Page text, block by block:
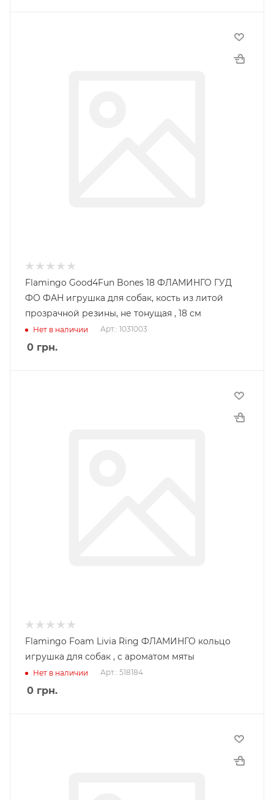
Flamingo Good4Fun Bones 18 ФЛАМИНГО ГУД
ФО ФАН игрушка для собак, кость из литой
прозрачной резины, не тонущая , 18 см
Нет в наличии Арт.: 1031003
0 грн.
Flamingo Foam Livia Ring ФЛАМИНГО кольцо
игрушка для собак , с ароматом мяты
Нет в наличии Арт.: 518184
0 грн.